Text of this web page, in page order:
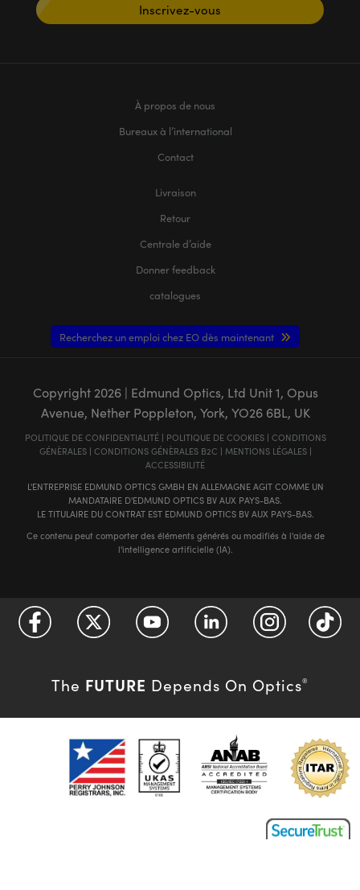
Inscrivez-vous
À propos de nous
Bureaux à l’international
Contact
Livraison
Retour
Centrale d’aide
Donner feedback
catalogues
Recherchez un emploi chez EO dès maintenant
Copyright 2026| Edmund Optics, Ltd Unit 1, Opus
Avenue, Nether Poppleton, York, YO26 6BL, UK
POLITIQUE DE CONFIDENTIALITÉ| POLITIQUE DE COOKIES| CONDITIONS
GÉNÈRALES| CONDITIONS GÉNÈRALES B2C | MENTIONS LÉGALES|
ACCESSIBILITÉ
L'ENTREPRISE EDMUND OPTICS GMBH EN ALLEMAGNE AGIT COMME UN
MANDATAIRE D'EDMUND OPTICS BV AUX PAYS-BAS.
LE TITULAIRE DU CONTRAT EST EDMUND OPTICS BV AUX PAYS-BAS.
Ce contenu peut comporter des éléments générés ou modifiés à l'aide de
l'intelligence artificielle (IA).
The FUTURE Depends On Optics®